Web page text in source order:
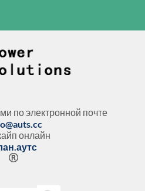
по электронной почте
онлайн
